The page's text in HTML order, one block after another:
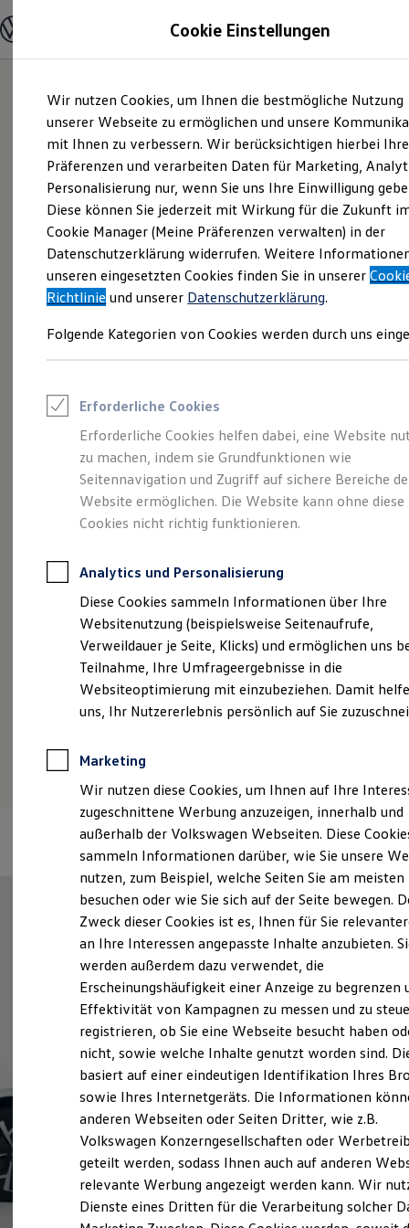
Hauptinhalt
springen
Footer
springen
Modelle und Konfigurator
Modelle vergleichen
Elektroautos
ENERGY Sondermodelle
Nutzfahrzeuge
SUV und CUV
Familienautos
Kombis
Kompaktwagen
Sportwagen
Schnell verfügbare Fahrzeuge
Angebote und Produkte
Aktuelle Angebote
E-Auto-Förderung
Volkswagen Marktplatz
Junge Gebrauchtwagen und Gebrauchtwagen
Saisonangebote
Leasing
Leasing-Angebote
Gebrauchtwagen Leasing
Junge Gebrauchtwagen-Leasing
Elektroauto Leasing
Kleinwagen-Leasing
Leasing ohne Anzahlung
Autokredit mit Schlussrate
Versicherungen und Garantien
Kfz-Versicherung
Restschuldversicherungen
Garantien
Wartungsverträge
Geschäftskunden
Professional Class bei Volkswagen
Großkunden
Behörden
Anpfiff zum Gewinn
Elektroautos
ID. Tutorials
Elektrofahrzeugkonzepte
Reichweite
Reichweite der ID. Modelle
Reichweite im Winter
Laden
Laden unterwegs
Laden Zuhause
Ladezeitensimulator
Batterie
Sicherheit
Garantie und Lebensdauer
Nachhaltigkeit
Technologie
Kosten und Kauf
Verbrauchskosten
Kaufoptionen
E-Auto-Förderung
Software und Konnektivität
Die ID. Software 6
ID. Software Versionen und Updates
Digitale Extras
Schnittstellen zu Ihrem ID.
Voll im Leben.
Vollelektrisch. Der
ID.3
Cookie Einstellungen
Wir nutzen Cookies, um Ihnen die bestmögliche Nutzung
unserer Webseite zu ermöglichen und unsere
mit Ihnen zu verbessern. Wir berücksichtigen hierbei Ihre
Präferenzen und verarbeiten Daten für Marketing,
Personalisierung nur, wenn Sie uns Ihre Einwilligung
Diese können Sie jederzeit mit Wirkung für die Zukunft
Cookie Manager (Meine Präferenzen verwalten) in der
Datenschutzerklärung widerrufen. Weitere
unseren eingesetzten Cookies finden Sie in unserer
Richtlinie und unserer Datenschutzerklärung.
Folgende Kategorien von Cookies werden durch uns
Erforderliche Cookies
Erforderliche Cookies helfen dabei, eine Website
zu machen, indem sie Grundfunktionen wie
Seitennavigation und Zugriff auf sichere Bereiche
Website ermöglichen. Die Website kann ohne diese
Cookies nicht richtig funktionieren.
Analytics und Personalisierung
Diese Cookies sammeln Informationen über Ihre
Websitenutzung (beispielsweise Seitenaufrufe,
Verweildauer je Seite, Klicks) und ermöglichen uns
Teilnahme, Ihre Umfrageergebnisse in die
Websiteoptimierung mit einzubeziehen. Damit
uns, Ihr Nutzererlebnis persönlich auf Sie
Marketing
Wir nutzen diese Cookies, um Ihnen auf Ihre
zugeschnittene Werbung anzuzeigen, innerhalb und
außerhalb der Volkswagen Webseiten. Diese
sammeln Informationen darüber, wie Sie unsere
nutzen, zum Beispiel, welche Seiten Sie am meisten
besuchen oder wie Sie sich auf der Seite bewegen.
Zweck dieser Cookies ist es, Ihnen für Sie
an Ihre Interessen angepasste Inhalte anzubieten.
werden außerdem dazu verwendet, die
Erscheinungshäufigkeit einer Anzeige zu begrenzen
Effektivität von Kampagnen zu messen und zu
registrieren, ob Sie eine Webseite besucht haben
nicht, sowie welche Inhalte genutzt worden sind.
basiert auf einer eindeutigen Identifikation Ihres
sowie Ihres Internetgeräts. Die Informationen
anderen Webseiten oder Seiten Dritter, wie z.B.
Volkswagen Konzerngesellschaften oder
geteilt werden, sodass Ihnen auch auf anderen
relevante Werbung angezeigt werden kann. Wir
Dienste eines Dritten für die Verarbeitung solcher